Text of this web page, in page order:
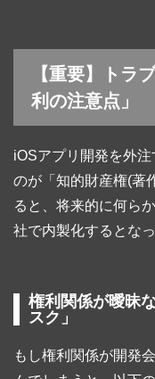
【重要】トラ
利の注意点」
iOSアプリ開発を外
のが「知的財産権(著
ると、将来的に何ら
社で内製化するとな
権利関係が曖昧
スク」
もし権利関係が開発